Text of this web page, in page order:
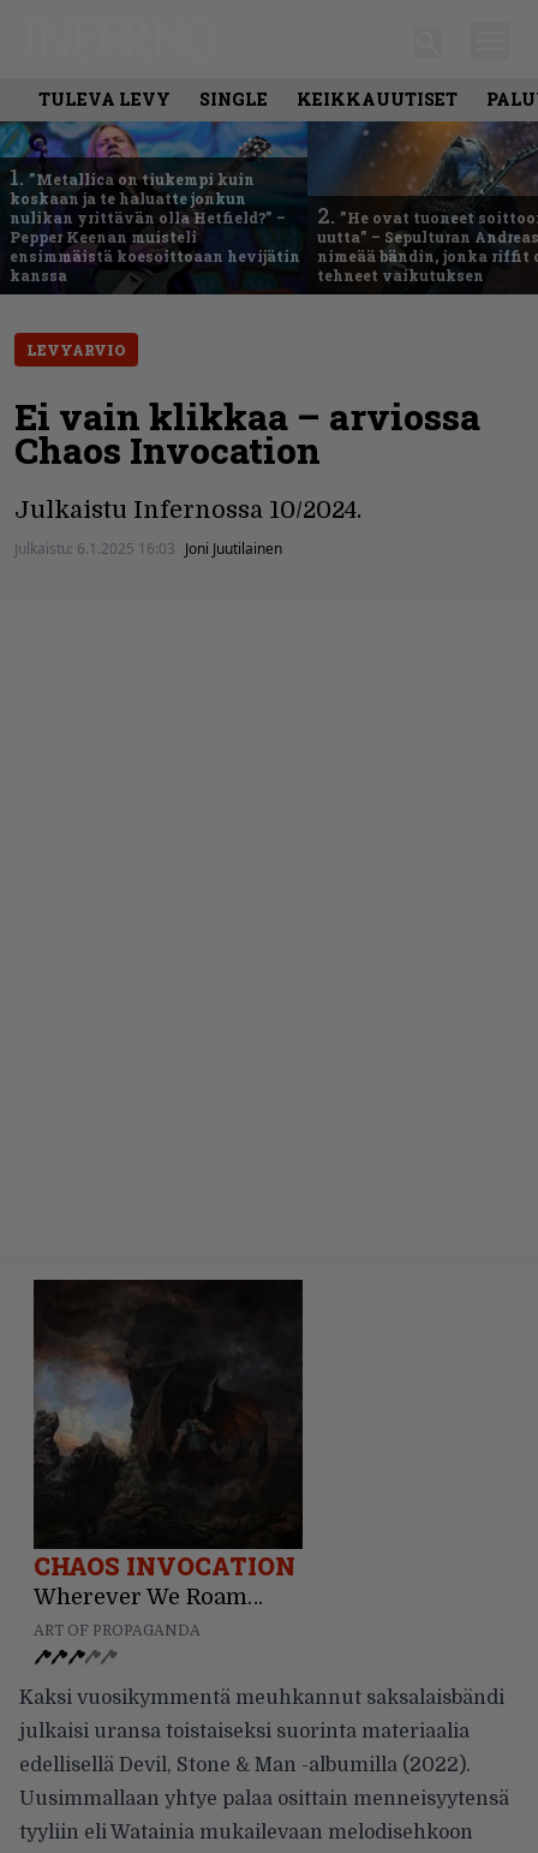
TULEVA LEVY SINGLE KEIKKAUUTISET
1. ”Metallica on tiukempi kuin
koskaan ja te haluatte jonkun
nulikan yrittävän olla Hetfield?” –
Pepper Keenan muisteli
ensimmäistä koesoittoaan hevijätin
kanssa
2. ”He ovat tuoneet
uutta” – Sepulturan
nimeää bändin, jonka riffit
tehneet vaikutuksen
LEVYARVIO
Ei vain klikkaa – arviossa
Chaos Invocation
Julkaistu Infernossa 10/2024.
Julkaistu: 6.1.2025 16:03 Joni Juutilainen
CHAOS INVOCATION
Wherever We Roam…
ART OF PROPAGANDA
Kaksi vuosikymmentä meuhkannut saksalaisbändi
julkaisi uransa toistaiseksi suorinta materiaalia
edellisellä Devil, Stone & Man -albumilla (2022).
Uusimmallaan yhtye palaa osittain menneisyytensä
tyyliin eli Watainia mukailevaan melodisehkoon